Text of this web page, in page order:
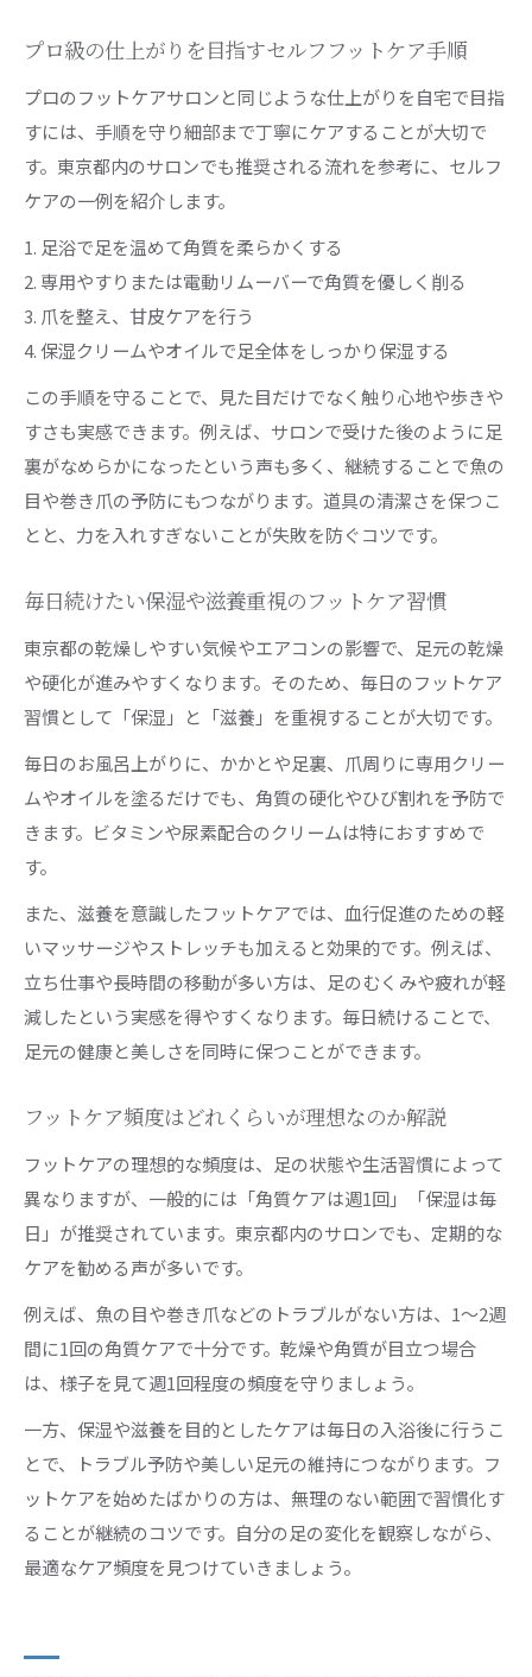
プロ級の仕上がりを目指すセルフフットケア手順
プロのフットケアサロンと同じような仕上がりを自宅で目指
すには、手順を守り細部まで丁寧にケアすることが大切で
す。東京都内のサロンでも推奨される流れを参考に、セルフ
ケアの一例を紹介します。
1. 足浴で足を温めて角質を柔らかくする
2. 専用やすりまたは電動リムーバーで角質を優しく削る
3. 爪を整え、甘皮ケアを行う
4. 保湿クリームやオイルで足全体をしっかり保湿する
この手順を守ることで、見た目だけでなく触り心地や歩きや
すさも実感できます。例えば、サロンで受けた後のように足
裏がなめらかになったという声も多く、継続することで魚の
目や巻き爪の予防にもつながります。道具の清潔さを保つこ
とと、力を入れすぎないことが失敗を防ぐコツです。
毎日続けたい保湿や滋養重視のフットケア習慣
東京都の乾燥しやすい気候やエアコンの影響で、足元の乾燥
や硬化が進みやすくなります。そのため、毎日のフットケア
習慣として「保湿」と「滋養」を重視することが大切です。
毎日のお風呂上がりに、かかとや足裏、爪周りに専用クリー
ムやオイルを塗るだけでも、角質の硬化やひび割れを予防で
きます。ビタミンや尿素配合のクリームは特におすすめで
す。
また、滋養を意識したフットケアでは、血行促進のための軽
いマッサージやストレッチも加えると効果的です。例えば、
立ち仕事や長時間の移動が多い方は、足のむくみや疲れが軽
減したという実感を得やすくなります。毎日続けることで、
足元の健康と美しさを同時に保つことができます。
フットケア頻度はどれくらいが理想なのか解説
フットケアの理想的な頻度は、足の状態や生活習慣によって
異なりますが、一般的には「角質ケアは週1回」「保湿は毎
日」が推奨されています。東京都内のサロンでも、定期的な
ケアを勧める声が多いです。
例えば、魚の目や巻き爪などのトラブルがない方は、1〜2週
間に1回の角質ケアで十分です。乾燥や角質が目立つ場合
は、様子を見て週1回程度の頻度を守りましょう。
一方、保湿や滋養を目的としたケアは毎日の入浴後に行うこ
とで、トラブル予防や美しい足元の維持につながります。フ
ットケアを始めたばかりの方は、無理のない範囲で習慣化す
ることが継続のコツです。自分の足の変化を観察しながら、
最適なケア頻度を見つけていきましょう。